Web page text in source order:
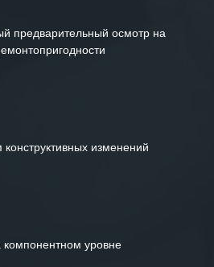
предварительный осмотр на
изменений
компонентном уровне